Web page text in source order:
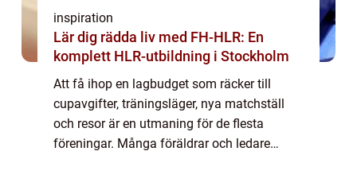
inspiration
Lär dig rädda liv med FH-HLR: En
komplett HLR-utbildning i Stockholm
Att få ihop en lagbudget som räcker till
cupavgifter, träningsläger, nya matchställ
och resor är en utmaning för de flesta
föreningar. Många föräldrar och ledare